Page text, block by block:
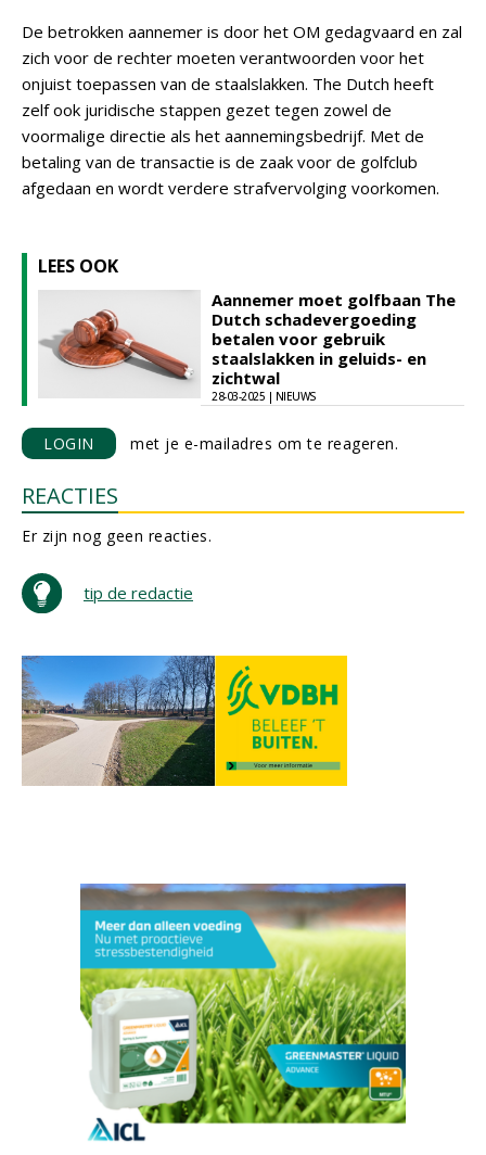
De betrokken aannemer is door het OM gedagvaard en zal
zich voor de rechter moeten verantwoorden voor het
onjuist toepassen van de staalslakken. The Dutch heeft
zelf ook juridische stappen gezet tegen zowel de
voormalige directie als het aannemingsbedrijf. Met de
betaling van de transactie is de zaak voor de golfclub
afgedaan en wordt verdere strafvervolging voorkomen.
LEES OOK
Aannemer moet golfbaan The
Dutch schadevergoeding
betalen voor gebruik
staalslakken in geluids- en
zichtwal
28-03-2025 | NIEUWS
LOGIN met je e-mailadres om te reageren.
REACTIES
Er zijn nog geen reacties.
tip de redactie